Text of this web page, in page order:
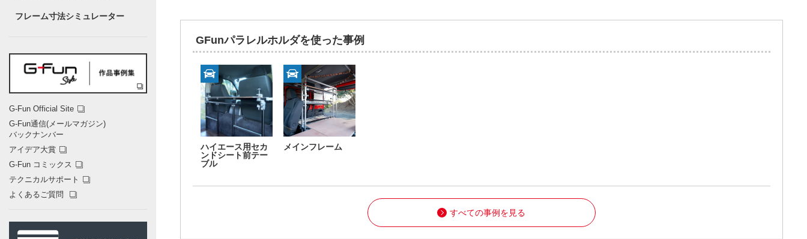
フレーム寸法シミュレーター
G-Fun Official Site
G-Fun通信(メールマガジン)
バックナンバー
アイデア大賞
G-Fun コミックス
テクニカルサポート
よくあるご質問
GFunパラレルホルダを使った事例
ハイエース用セカ
ンドシート前テー
ブル
メインフレーム
すべての事例を見る